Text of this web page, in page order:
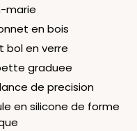
marie
en bois
bol en verre
graduee
de precision
en silicone de forme